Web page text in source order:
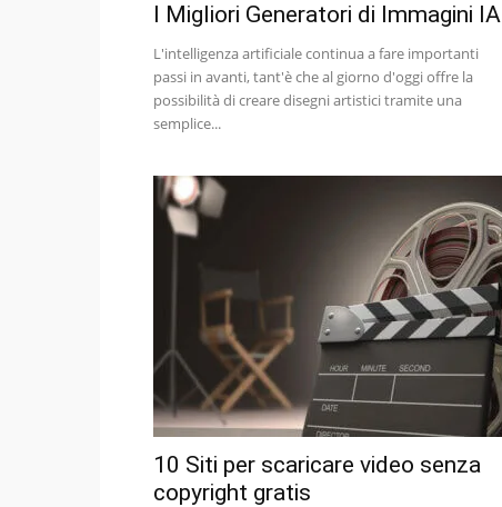
I Migliori Generatori di Immagini IA
L'intelligenza artificiale continua a fare importanti
passi in avanti, tant'è che al giorno d'oggi offre la
possibilità di creare disegni artistici tramite una
semplice...
10 Siti per scaricare video senza
copyright gratis